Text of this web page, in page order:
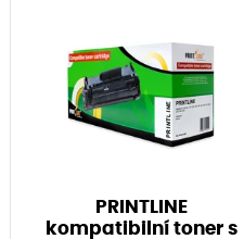
PRINTLINE
kompatibilní toner s